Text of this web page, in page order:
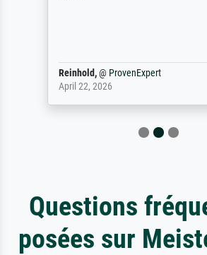
Reinhold,@ ProvenExpert
April 22, 2026
Questions
posées sur